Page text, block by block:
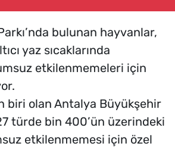
bulunan hayvanlar,
yaz sıcaklarında
etkilenmemeleri için
biri olan Antalya Büyükşehir
türde bin 400’ün üzerindeki
etkilenmemesi için özel